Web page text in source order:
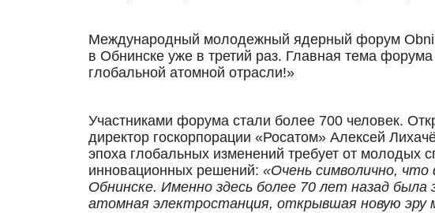
Международный молодежный ядерный форум
в Обнинске уже в третий раз. Главная тема
глобальной атомной отрасли!»
Участниками форума стали более 700 человек.
директор госкорпорации «Росатом» Алексей
эпоха глобальных изменений требует от молодых
инновационных решений: «Очень символично,
Обнинске. Именно здесь более 70 лет назад была
атомная электростанция, открывшая новую эру